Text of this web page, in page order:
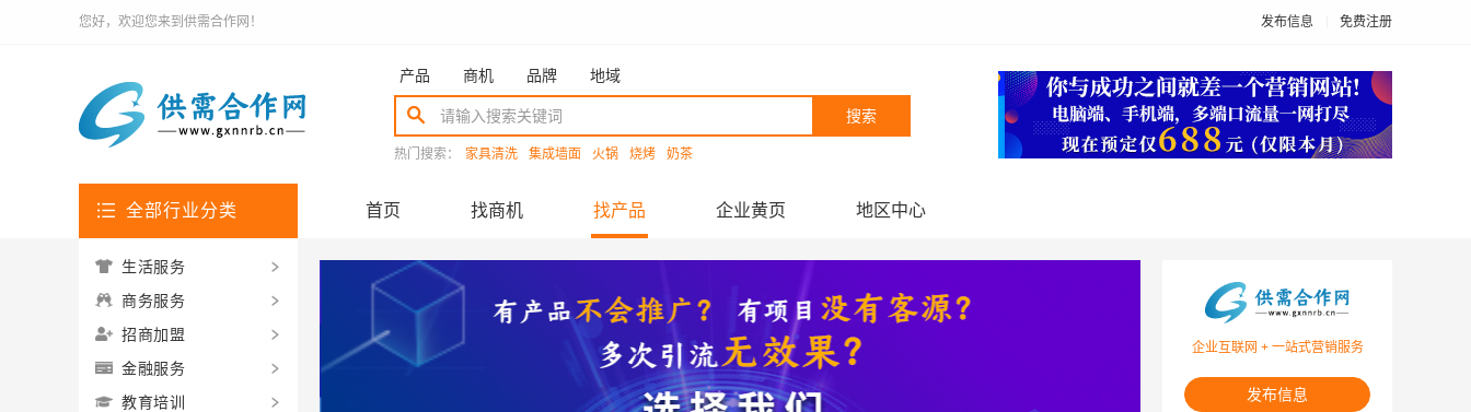
您好，欢迎您来到供需合作网！ 发布信息 免费注册
产品 商机 品牌 地域
搜索
热门搜索： 家具清洗 集成墙面 火锅 烧烤 奶茶
全部行业分类 首页 找商机 找产品 企业黄页 地区中心
企业互联网 + 一站式营销服务
发布信息
生活服务
商务服务
招商加盟
金融服务
教育培训